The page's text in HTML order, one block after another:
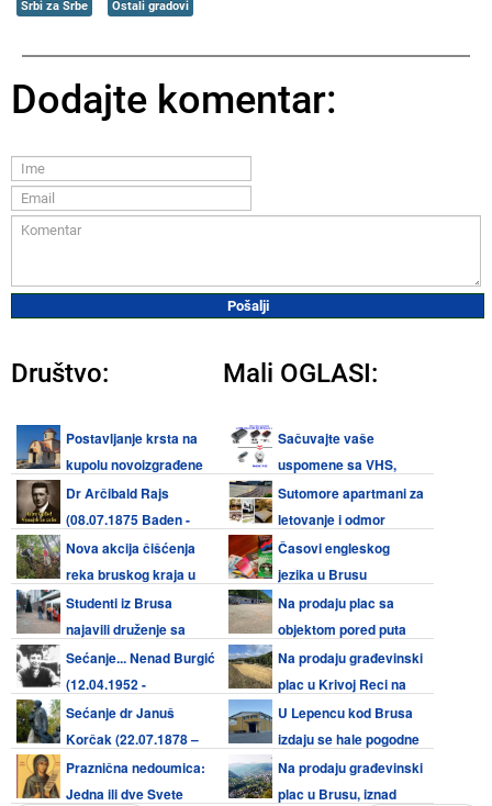
Srbi za Srbe Ostali gradovi
Dodajte komentar:
Društvo:
Postavljanje krsta na
kupolu novoizgrađene
crkve u Šošićima u nedelju 9.
avgusta
Dr Arčibald Rajs
(08.07.1875 Baden -
08.08.1929 Beograd)
Nova akcija čišćenja
reka bruskog kraja u
subotu 08. avgusta 2026.
Studenti iz Brusa
najavili druženje sa
meštanima bruskog kraja 08.
avgusta
Sećanje... Nenad Burgić
(12.04.1952 -
07.08.1990)Sećanje dr Januš
Korčak (22.07.1878 –
07.08.1942.) - Zaštitnik i prijatelj
dece
Praznična nedoumica:
Jedna ili dve Svete
Mali OGLASI:
Sačuvajte vaše
uspomene sa VHS,
Video 8, Hi8, Mini DV kaseta i
audio kaseta
Sutomore apartmani za
letovanje i odmor
Časovi engleskog
jezika u Brusu
Na prodaju plac sa
objektom pored puta
Kruševac - BrusNa prodaju građevinski
plac u Krivoj Reci na
KopaonikuU Lepencu kod Brusa
izdaju se hale pogodne
za razne delatnosti
Na prodaju građevinski
plac u Brusu, iznad